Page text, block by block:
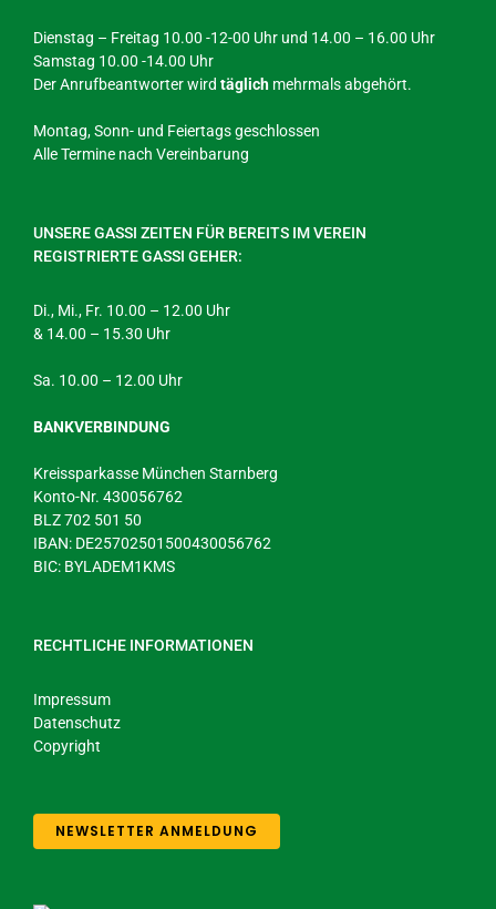
Dienstag – Freitag 10.00 -12-00 Uhr und 14.00 – 16.00 Uhr
Samstag 10.00 -14.00 Uhr
Der Anrufbeantworter wird täglich mehrmals abgehört.
Montag, Sonn- und Feiertags geschlossen
Alle Termine nach Vereinbarung
UNSERE GASSI ZEITEN FÜR BEREITS IM VEREIN
REGISTRIERTE GASSI GEHER:
Di., Mi., Fr. 10.00 – 12.00 Uhr
& 14.00 – 15.30 Uhr
Sa. 10.00 – 12.00 Uhr
BANKVERBINDUNG
Kreissparkasse München Starnberg
Konto-Nr. 430056762
BLZ 702 501 50
IBAN: DE25702501500430056762
BIC: BYLADEM1KMS
RECHTLICHE INFORMATIONEN
Impressum
Datenschutz
Copyright
NEWSLETTER ANMELDUNG